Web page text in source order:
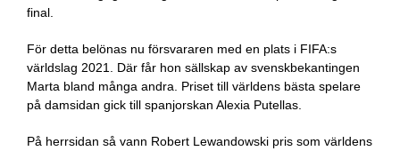
final.
För detta belönas nu försvararen med en plats i FIFA:s
världslag 2021. Där får hon sällskap av svenskbekantingen
Marta bland många andra. Priset till världens bästa spelare
på damsidan gick till spanjorskan Alexia Putellas.
På herrsidan så vann Robert Lewandowski pris som världens